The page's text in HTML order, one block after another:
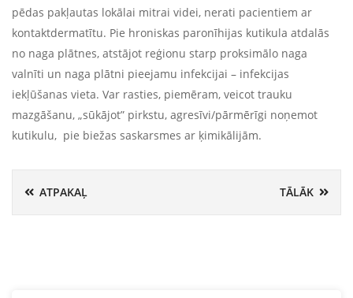
pēdas pakļautas lokālai mitrai videi, nerati pacientiem ar
kontaktdermatītu. Pie hroniskas paronīhijas kutikula atdalās
no naga plātnes, atstājot reģionu starp proksimālo naga
valnīti un naga plātni pieejamu infekcijai – infekcijas
iekļūšanas vieta. Var rasties, piemēram, veicot trauku
mazgāšanu, „sūkājot” pirkstu, agresīvi/pārmērīgi noņemot
kutikulu, pie biežas saskarsmes ar ķimikālijām.
ATPAKAĻ TĀLĀK